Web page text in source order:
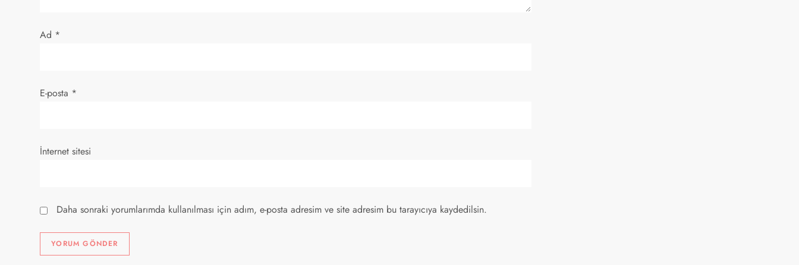
s
Ad *
E-posta *
İnternet sitesi
Daha sonraki yorumlarımda kullanılması için adım, e-posta adresim ve site adresim bu tarayıcıya kaydedilsin.